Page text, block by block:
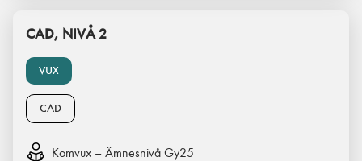
VUX
CAD, NIVÅ 2
CAD
Komvux – Ämnesnivå Gy25